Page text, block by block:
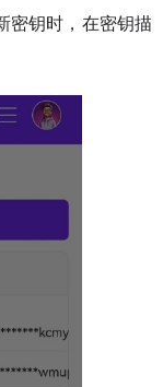
密钥时，在密钥描